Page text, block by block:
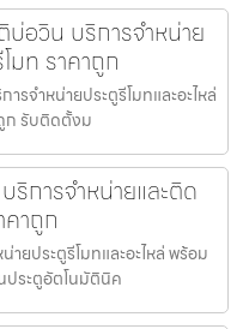
อวิน บริการจำหน่าย
มท ราคาถูก
จำหน่ายประตูรีโมทและอะไหล่
ก รับติดตั้งม
การจำหน่ายและติด
คาถูก
ยประตูรีโมทและอะไหล่ พร้อม
ประตูอัตโนมัตินิค